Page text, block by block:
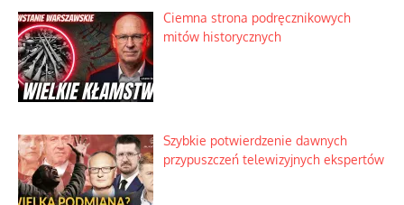
Ciemna strona podręcznikowych
mitów historycznych
Szybkie potwierdzenie dawnych
przypuszczeń telewizyjnych ekspertów